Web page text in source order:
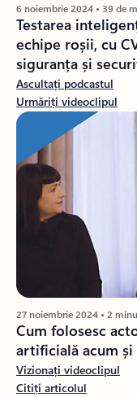
6 noiembrie 2024 • 39 de
Testarea
echipe roșii, cu
siguranța și
Ascultați podcastul
Urmăriți videoclipul
27 noiembrie 2024 • 2
Cum folosesc
artificială acum și
Vizionați videoclipul
Citiți articolul